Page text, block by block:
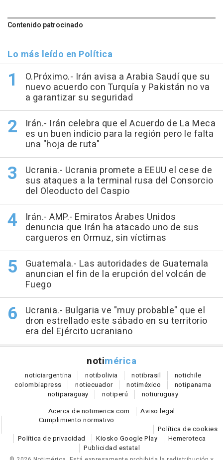
Contenido patrocinado
Lo más leído en Política
O.Próximo.- Irán avisa a Arabia Saudí que su
nuevo acuerdo con Turquía y Pakistán no va
a garantizar su seguridad
Irán.- Irán celebra que el Acuerdo de La Meca
es un buen indicio para la región pero le falta
una "hoja de ruta"
Ucrania.- Ucrania promete a EEUU el cese de
sus ataques a la terminal rusa del Consorcio
del Oleoducto del Caspio
Irán.- AMP.- Emiratos Árabes Unidos
denuncia que Irán ha atacado uno de sus
cargueros en Ormuz, sin víctimas
Guatemala.- Las autoridades de Guatemala
anuncian el fin de la erupción del volcán de
Fuego
Ucrania.- Bulgaria ve "muy probable" que el
dron estrellado este sábado en su territorio
era del Ejército ucraniano
notimérica
noticiargentina notibolivia notibrasil notichile
colombiapress notiecuador notiméxico notipanama
notiparaguay notiperú notiuruguay
Acerca de notimerica.com
Aviso legal
Cumplimiento normativo
Política de cookies
Política de privacidad
Kiosko Google Play
Hemeroteca
Publicidad estatal